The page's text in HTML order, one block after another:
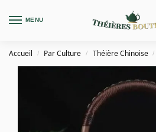
MENU
Accueil / Par Culture / Théière Chinoise /